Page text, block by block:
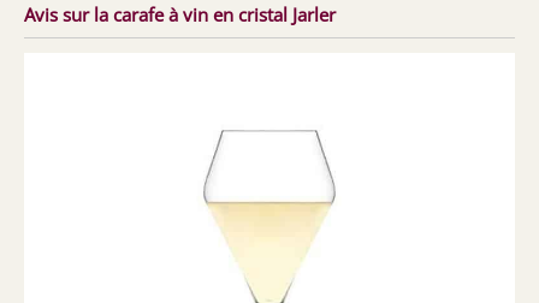
Avis sur la carafe à vin en cristal Jarler